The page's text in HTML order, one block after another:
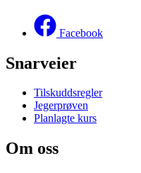
Facebook
Snarveier
Tilskuddsregler
Jegerprøven
Planlagte kurs
Om oss